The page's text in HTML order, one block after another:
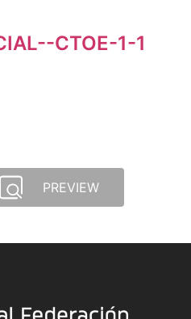
CTOE-1-1
PREVIEW